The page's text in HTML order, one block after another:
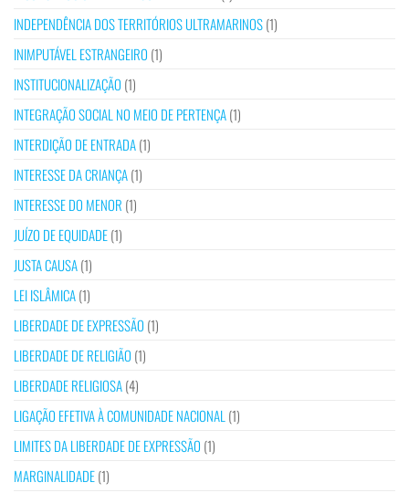
INDEPENDÊNCIA DOS TERRITÓRIOS ULTRAMARINOS(1)
INIMPUTÁVEL ESTRANGEIRO (1)
INSTITUCIONALIZAÇÃO (1)
INTEGRAÇÃO SOCIAL NO MEIO DE PERTENÇA(1)
INTERDIÇÃO DE ENTRADA(1)
INTERESSE DA CRIANÇA(1)
INTERESSE DO MENOR (1)
JUÍZO DE EQUIDADE(1)
JUSTA CAUSA(1)
LEI ISLÂMICA(1)
LIBERDADE DE EXPRESSÃO (1)
LIBERDADE DE RELIGIÃO (1)
LIBERDADE RELIGIOSA(4)
LIGAÇÃO EFETIVA À COMUNIDADE NACIONAL (1)
LIMITES DA LIBERDADE DE EXPRESSÃO (1)
MARGINALIDADE(1)